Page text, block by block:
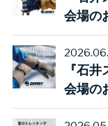
会場の
『石
会場の